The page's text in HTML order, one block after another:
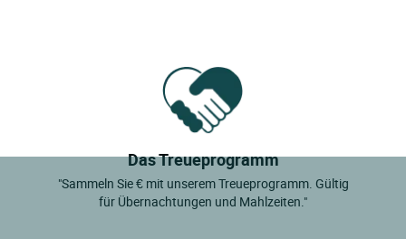
Das Treueprogramm
"Sammeln Sie € mit unserem Treueprogramm. Gültig
für Übernachtungen und Mahlzeiten."